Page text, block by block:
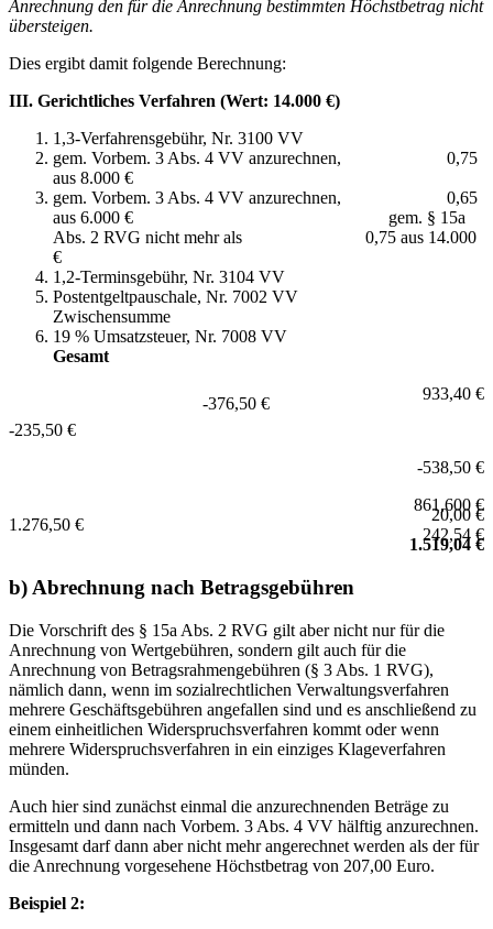
Anrechnung den für die Anrechnung bestimmten Höchstbetrag nicht
übersteigen.
Dies ergibt damit folgende Berechnung:
III. Gerichtliches Verfahren (Wert: 14.000 €)
1,3-Verfahrensgebühr, Nr. 3100 VV
gem. Vorbem. 3 Abs. 4 VV anzurechnen, 0,75
aus 8.000 €
gem. Vorbem. 3 Abs. 4 VV anzurechnen, 0,65
aus 6.000 € gem. § 15a
Abs. 2 RVG nicht mehr als 0,75 aus 14.000
€
1,2-Terminsgebühr, Nr. 3104 VV
Postentgeltpauschale, Nr. 7002 VV
Zwischensumme
19 % Umsatzsteuer, Nr. 7008 VV
Gesamt
933,40 €
-376,50 €
-235,50 €
-538,50 €
861,600 €
20,00 €
1.276,50 €
242,54 €
1.519,04 €
b) Abrechnung nach Betragsgebühren
Die Vorschrift des § 15a Abs. 2 RVG gilt aber nicht nur für die
Anrechnung von Wertgebühren, sondern gilt auch für die
Anrechnung von Betragsrahmengebühren (§ 3 Abs. 1 RVG),
nämlich dann, wenn im sozialrechtlichen Verwaltungsverfahren
mehrere Geschäftsgebühren angefallen sind und es anschließend zu
einem einheitlichen Widerspruchsverfahren kommt oder wenn
mehrere Widerspruchsverfahren in ein einziges Klageverfahren
münden.
Auch hier sind zunächst einmal die anzurechnenden Beträge zu
ermitteln und dann nach Vorbem. 3 Abs. 4 VV hälftig anzurechnen.
Insgesamt darf dann aber nicht mehr angerechnet werden als der für
die Anrechnung vorgesehene Höchstbetrag von 207,00 Euro.
Beispiel 2: